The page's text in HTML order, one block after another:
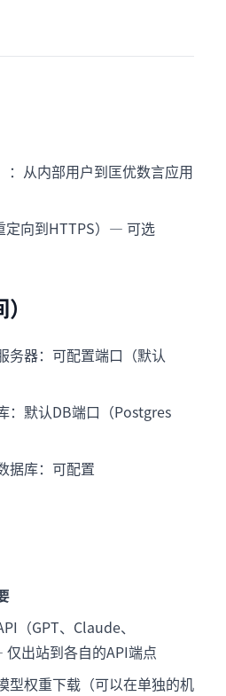
：从内部用户到匡优数言应用
定向到HTTPS）— 可选
务器：可配置端口（默认
：默认DB端口（Postgres
据库：可配置
（GPT、Claude、
出站到各自的API端点
型权重下载（可以在单独的机